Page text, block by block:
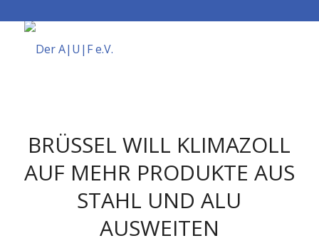
BRÜSSEL WILL KLIMAZOLL
AUF MEHR PRODUKTE AUS
STAHL UND ALU
AUSWEITEN